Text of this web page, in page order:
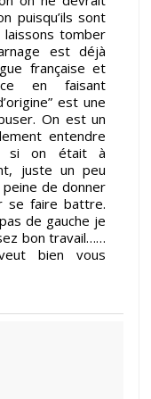
puisqu’ils sont
tomber
est déjà
française et
en faisant
est une
On est un
entendre
si on était à
juste un peu
peine de donner
se faire battre.
de gauche je
bon travail……
bien vous